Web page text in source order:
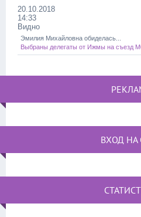
20.10.2018
14:33
Видно
Эмилия Михайловна обиделась...
Выбраны делегаты от Ижмы на съезд
ВХОД НА